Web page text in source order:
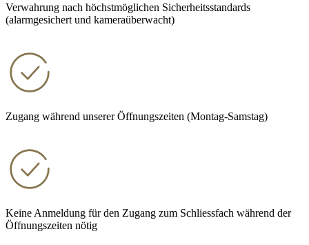
Verwahrung nach höchstmöglichen Sicherheitsstandards
(alarmgesichert und kameraüberwacht)
Zugang während unserer Öffnungszeiten (Montag-Samstag)
Keine Anmeldung für den Zugang zum Schliessfach während der
Öffnungszeiten nötig